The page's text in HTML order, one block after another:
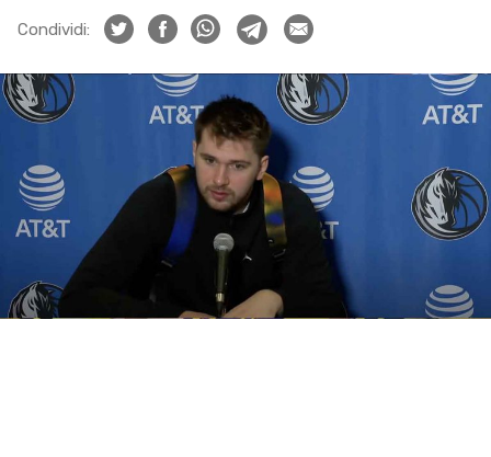
Condividi: